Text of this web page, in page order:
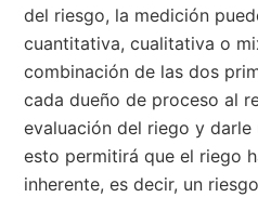
del riesgo, la medición
cuantitativa, cualitativa o
combinación de las dos
cada dueño de proceso al
evaluación del riego y
esto permitirá que el riego
inherente, es decir, un